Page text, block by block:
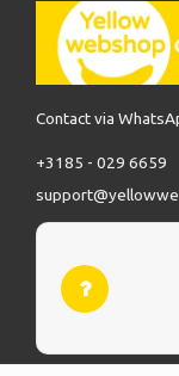
Contact via
+3185 - 029 6659